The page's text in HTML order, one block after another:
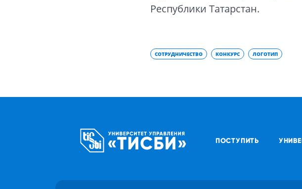
Республики Татарстан.
СОТРУДНИЧЕСТВО КОНКУРС ЛОГОТИП
ПОСТУПИТЬ